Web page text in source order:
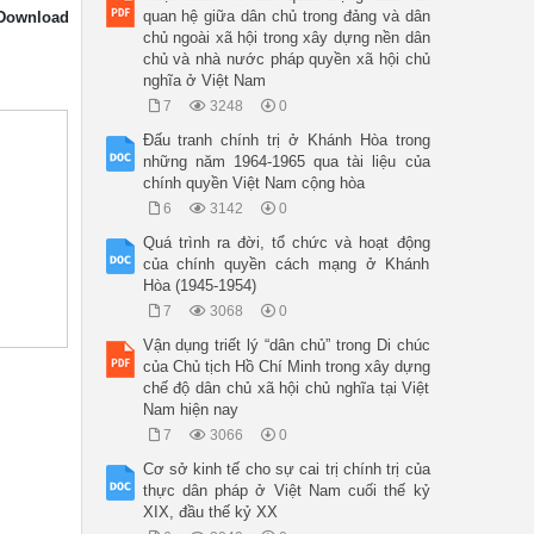
quan hệ giữa dân chủ trong đảng và dân
chủ ngoài xã hội trong xây dựng nền dân
chủ và nhà nước pháp quyền xã hội chủ
nghĩa ở Việt Nam
7 3248 0
Đấu tranh chính trị ở Khánh Hòa trong
những năm 1964-1965 qua tài liệu của
chính quyền Việt Nam cộng hòa
6 3142 0
Quá trình ra đời, tổ chức và hoạt động
của chính quyền cách mạng ở Khánh
Hòa (1945-1954)
7 3068 0
Vận dụng triết lý “dân chủ” trong Di chúc
của Chủ tịch Hồ Chí Minh trong xây dựng
chế độ dân chủ xã hội chủ nghĩa tại Việt
Nam hiện nay
7 3066 0
Cơ sở kinh tế cho sự cai trị chính trị của
thực dân pháp ở Việt Nam cuối thế kỷ
XIX, đầu thế kỷ XX